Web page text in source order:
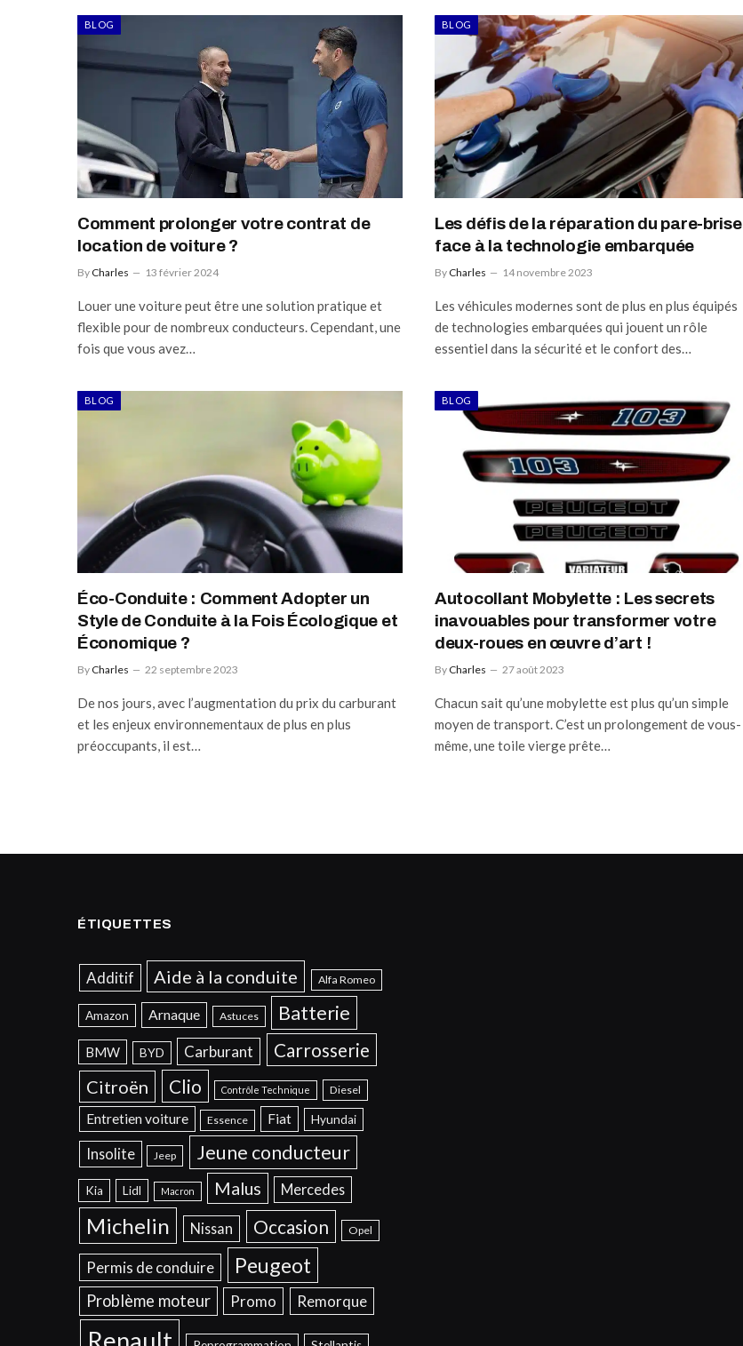
BLOG
Comment prolonger votre contrat de
location de voiture ?
By Charles 13 février 2024
Louer une voiture peut être une solution pratique et
flexible pour de nombreux conducteurs. Cependant, une
fois que vous avez…
BLOG
Les défis de la réparation du pare-brise
face à la technologie embarquée
By Charles 14 novembre 2023
Les véhicules modernes sont de plus en plus équipés
de technologies embarquées qui jouent un rôle
essentiel dans la sécurité et le confort des…
BLOG
Éco-Conduite : Comment Adopter un
Style de Conduite à la Fois Écologique et
Économique ?
By Charles 22 septembre 2023
De nos jours, avec l’augmentation du prix du carburant
et les enjeux environnementaux de plus en plus
préoccupants, il est…
BLOG
Autocollant Mobylette : Les secrets
inavouables pour transformer votre
deux-roues en œuvre d’art !
By Charles 27 août 2023
Chacun sait qu’une mobylette est plus qu’un simple
moyen de transport. C’est un prolongement de vous-
même, une toile vierge prête…
ÉTIQUETTES
Additif Aide à la conduite Alfa Romeo
Amazon Arnaque Astuces Batterie
BMW BYD Carburant Carrosserie
Citroën Clio Contrôle Technique Diesel
Entretien voiture Essence Fiat Hyundai
Insolite Jeep Jeune conducteur
Kia Lidl Macron Malus Mercedes
Michelin Nissan Occasion Opel
Permis de conduire Peugeot
Problème moteur Promo Remorque